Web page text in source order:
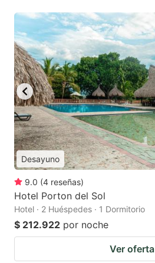
Desayuno
9.0 (4 reseñas)
Hotel Porton del Sol
Hotel · 2 Huéspedes · 1 Dormitorio
$ 212.922 por noche
Ver oferta